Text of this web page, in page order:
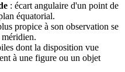
: écart angulaire d'un point de
équatorial.
propice à son observation se
dont la disposition vue
à une figure ou un objet